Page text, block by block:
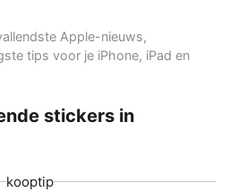
Apple-nieuws,
tips voor je iPhone, iPad en
stickers in
kooptip